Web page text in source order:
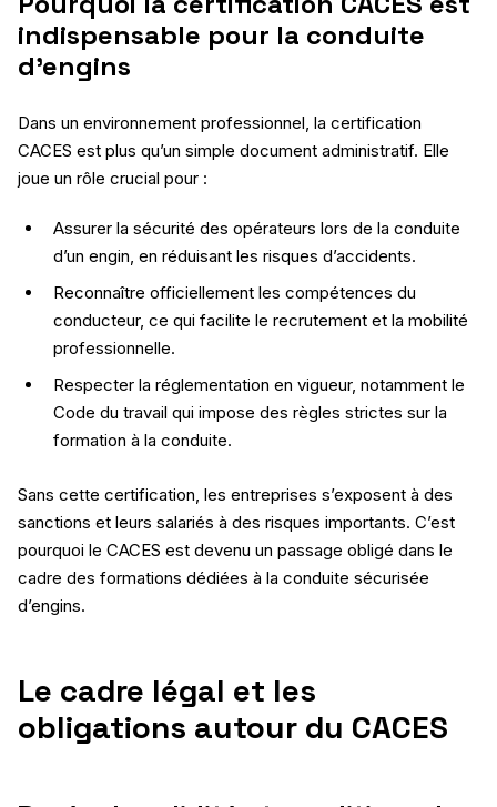
indispensable pour la conduite
d’engins
Dans un environnement professionnel, la certification
CACES est plus qu’un simple document administratif. Elle
joue un rôle crucial pour :
Assurer la sécurité des opérateurs lors de la conduite
d’un engin, en réduisant les risques d’accidents.
Reconnaître officiellement les compétences du
conducteur, ce qui facilite le recrutement et la mobilité
professionnelle.
Respecter la réglementation en vigueur, notamment le
Code du travail qui impose des règles strictes sur la
formation à la conduite.
Sans cette certification, les entreprises s’exposent à des
sanctions et leurs salariés à des risques importants. C’est
pourquoi le CACES est devenu un passage obligé dans le
cadre des formations dédiées à la conduite sécurisée
d’engins.
Le cadre légal et les
obligations autour du CACES